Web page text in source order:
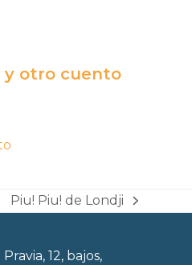
y otro cuento
next
Piu! Piu! de Londji
12, bajos,